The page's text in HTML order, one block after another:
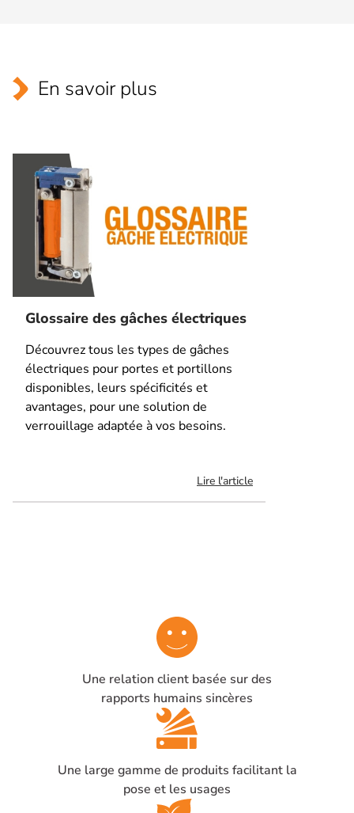
En savoir plus
Glossaire des gâches électriques
Découvrez tous les types de gâches
électriques pour portes et portillons
disponibles, leurs spécificités et
avantages, pour une solution de
verrouillage adaptée à vos besoins.
Lire l'article
Une relation client basée sur des
rapports humains sincères
Une large gamme de produits facilitant la
pose et les usages